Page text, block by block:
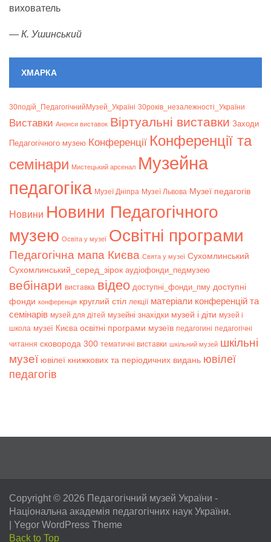
вихователь
— К. Ушинський
ХМАРКА
30подій_ПедагогічнийМузей_Україні 30років_незалежності_України
Bиставки Анонси виставок Віртуальні виставки Заходи
Педагогічного музею Конференції Конференції та
семінари Мистецький арсенал Музейна
педагогіка Музеї Дніпра Музеї Львова Музеї педагогів
Новини Новини Педагогічного
музею Освіта у музеї Освітні програми
Педагогічна мапа Києва Свята у музеї Сухомлинський
Сухомлинський_серед_зірок аудіофонди_педмузею
вебінари виставка відео доступні_фонди_пму доступні
фонди конференція круглий стіл лекції матеріали конференцій та
семінарів музей для дітей музейні знахідки музей і діти музей і
школа музеї Києва освітні програми музеїв педагогині педагогічні
читання сковорода 300 тематичні виставки шкільний музей шкільні
музеї ювілеї книжкових та періодичних видань ювілеї
педагогів
Copyright © 2026 Педагогічний музей України -
Національна академія педагогічних наук України.
Yegor WordPress Theme
Back to Top